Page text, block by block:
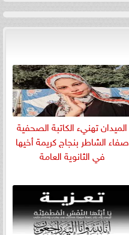
الميدان تهنيء الكاتبة الصحفية
صفاء الشاطر بنجاج كريمة أخيها
في الثانوية العامة